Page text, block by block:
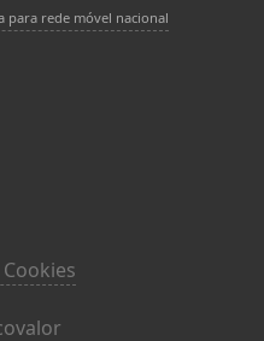
para rede móvel nacional